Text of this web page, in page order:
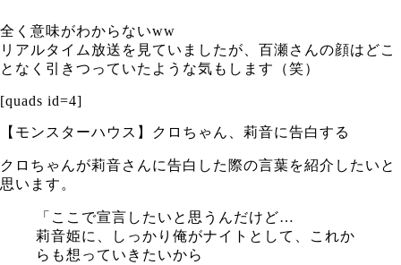
全く意味がわからないww
リアルタイム放送を見ていましたが、百瀬さんの顔はどこ
となく引きつっていたような気もします（笑）
[quads id=4]
【モンスターハウス】クロちゃん、莉音に告白する
クロちゃんが莉音さんに告白した際の言葉を紹介したいと
思います。
「ここで宣言したいと思うんだけど…
莉音姫に、しっかり俺がナイトとして、これか
らも想っていきたいから